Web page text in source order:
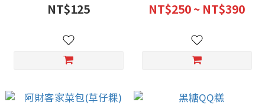
NT$125 NT$250 ~ NT$390